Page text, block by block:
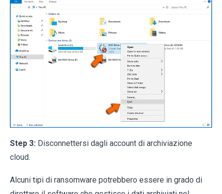
Step 3: Disconnettersi dagli account di archiviazione
cloud.
Alcuni tipi di ransomware potrebbero essere in grado di